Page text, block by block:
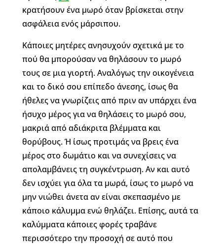
κρατήσουν ένα μωρό όταν βρίσκεται στην
ασφάλεια ενός μάρσιπου.
Κάποιες μητέρες ανησυχούν σχετικά με το
πού θα μπορούσαν να θηλάσουν το μωρό
τους σε μια γιορτή. Αναλόγως την οικογένεια
και το δικό σου επίπεδο άνεσης, ίσως θα
ήθελες να γνωρίζεις από πριν αν υπάρχει ένα
ήσυχο μέρος για να θηλάσεις το μωρό σου,
μακριά από αδιάκριτα βλέμματα και
θορύβους. Ή ίσως προτιμάς να βρεις ένα
μέρος στο δωμάτιο και να συνεχίσεις να
απολαμβάνεις τη συγκέντρωση. Αν και αυτό
δεν ισχύει για όλα τα μωρά, ίσως το μωρό να
μην νιώθει άνετα αν είναι σκεπασμένο με
κάποιο κάλυμμα ενώ θηλάζει. Επίσης, αυτά τα
καλύμματα κάποιες φορές τραβάνε
περισσότερο την προσοχή σε αυτό που